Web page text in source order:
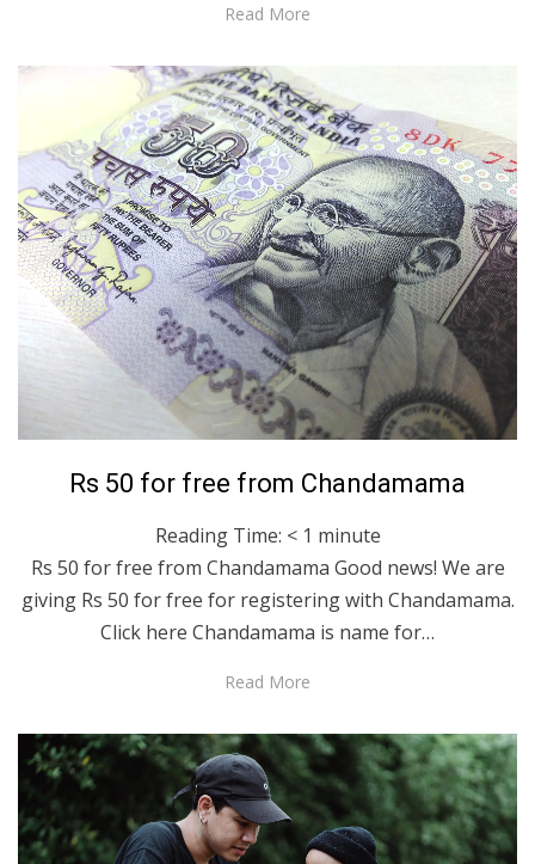
Read More
Posted
on
January 23, 2023
Bengali
Rs 50 for free from Chandamama
Reading Time: < 1 minute
Rs 50 for free from Chandamama Good news! We are
giving Rs 50 for free for registering with Chandamama.
Click here Chandamama is name for…
Read More